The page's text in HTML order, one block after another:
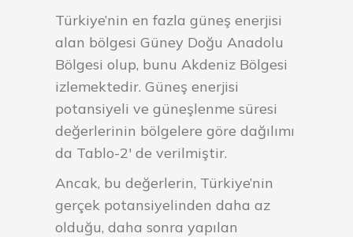
Türkiye’nin en fazla güneş enerjisi
alan bölgesi Güney Doğu Anadolu
Bölgesi olup, bunu Akdeniz Bölgesi
izlemektedir. Güneş enerjisi
potansiyeli ve güneşlenme süresi
değerlerinin bölgelere göre dağılımı
da Tablo-2′ de verilmiştir.
Ancak, bu değerlerin, Türkiye’nin
gerçek potansiyelinden daha az
olduğu, daha sonra yapılan